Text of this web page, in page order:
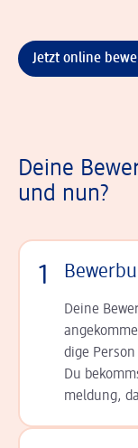
Jetzt online
Deine
und nun?
1
Deine
dige
Du
meldung,